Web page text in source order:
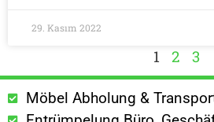
29. Kasım 2022
1 2 3
Möbel Abholung &